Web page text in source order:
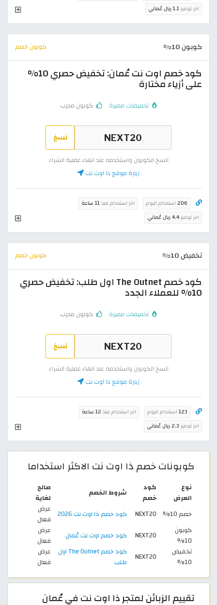
اخر توفير1.1 ريال عُماني
كوبون 10% كوبون خصم
كود خصم اوت نت عُمان: تخفيض حصري 10%
على أزياء مختارة
تخفيضات مميزة كوبون مجرب
نسخ
انسخ الكوبون واستخدمه عند انهاء عملية الشراء
زيارة موقع ذا اوت نت
206 استخدام اليوم اخر استخدام منذ11 ساعة
اخر توفير4.4 ريال عُماني
تخفيض 10% كوبون خصم
كود خصم The Outnet اول طلب: تخفيض حصري
10% للعملاء الجدد
تخفيضات مميزة كوبون مجرب
نسخ
انسخ الكوبون واستخدمه عند انهاء عملية الشراء
زيارة موقع ذا اوت نت
123 استخدام اليوم اخر استخدام منذ 12 ساعة
اخر توفير 2.3 ريال عُماني
كوبونات خصم ذا اوت نت الاكثر استخداما
نوع
العرض
كود
خصم
شروط الخصم
صالح
لغاية
خصم 10%
NEXT20 كود خصم ذا اوت نت 2026
عرض
فعال
كوبون
10%
NEXT20 كود خصم اوت نت عُمان
عرض
فعال
تخفيض
10%
NEXT20
كود خصم The Outnet اول
طلب
عرض
فعال
تقييم الزبائن لمتجر ذا اوت نت في عُمان